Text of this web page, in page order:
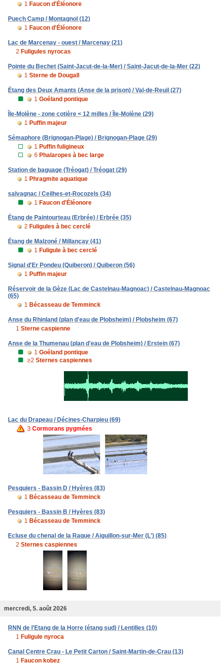
1 Faucon d'Éléonore
Puech Camp / Montagnol (12)
1 Faucon d'Éléonore
Lac de Marcenay - ouest / Marcenay (21)
2 Fuligules nyrocas
Pointe du Bechet (Saint-Jacut-de-la-Mer) / Saint-Jacut-de-la-Mer (22)
1 Sterne de Dougall
Étang des Deux Amants (Anse de la prison) / Val-de-Reuil (27)
1 Goéland pontique
Île-Molène - zone cotière < 12 milles / Île-Molène (29)
1 Puffin majeur
Sémaphore (Brignogan-Plage) / Brignogan-Plage (29)
1 Puffin fuligineux
6 Phalaropes à bec large
Station de baguage (Tréogat) / Tréogat (29)
1 Phragmite aquatique
salvagnac / Ceilhes-et-Rocozels (34)
1 Faucon d'Éléonore
Étang de Paintourteau (Erbrée) / Erbrée (35)
2 Fuligules à bec cerclé
Étang de Malzoné / Millançay (41)
1 Fuligule à bec cerclé
Signal d'Er Pondeu (Quiberon) / Quiberon (56)
1 Puffin majeur
Réservoir de la Gèze (Lac de Castelnau-Magnoac) / Castelnau-Magnoac
(65)
1 Bécasseau de Temminck
Anse du Rhinland (plan d'eau de Plobsheim) / Plobsheim (67)
1 Sterne caspienne
Anse de la Thumenau (plan d'eau de Plobsheim) / Erstein (67)
1 Goéland pontique
≥2 Sternes caspiennes
Lac du Drapeau / Décines-Charpieu (69)
3 Cormorans pygmées
Pesquiers - Bassin D / Hyères (83)
1 Bécasseau de Temminck
Pesquiers - Bassin B / Hyères (83)
1 Bécasseau de Temminck
Ecluse du chenal de la Raque / Aiguillon-sur-Mer (L') (85)
2 Sternes caspiennes
mercredi, 5. août 2026
RNN de l'Etang de la Horre (étang sud) / Lentilles (10)
1 Fuligule nyroca
Canal Centre Crau - Le Petit Carton / Saint-Martin-de-Crau (13)
1 Faucon kobez